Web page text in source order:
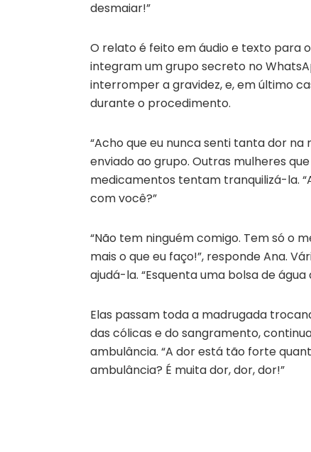
desmaiar!”
O relato é feito em áudio e texto para
integram um grupo secreto no
interromper a gravidez, e, em último
durante o procedimento.
“Acho que eu nunca senti tanta dor na
enviado ao grupo. Outras mulheres
medicamentos tentam tranquilizá-la.
com você?”
“Não tem ninguém comigo. Tem só o
mais o que eu faço!”, responde Ana.
ajudá-la. “Esquenta uma bolsa de
Elas passam toda a madrugada
das cólicas e do sangramento,
ambulância. “A dor está tão forte
ambulância? É muita dor, dor, dor!”